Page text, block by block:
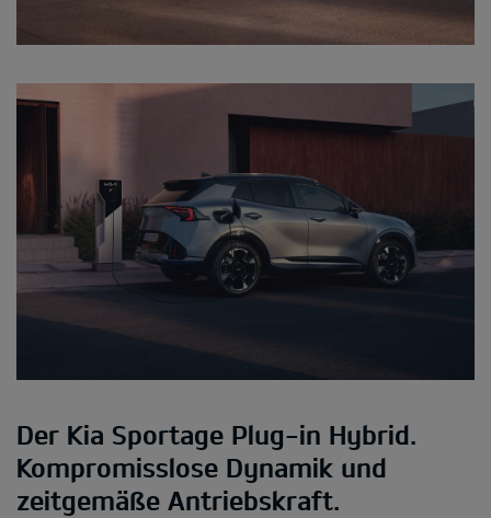
Der Kia Sportage Plug-in Hybrid.
Kompromisslose Dynamik und
zeitgemäße Antriebskraft.